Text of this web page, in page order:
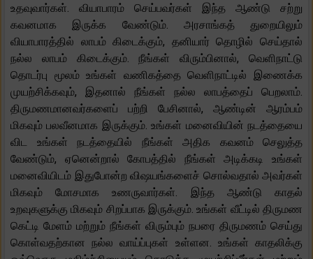
உதவுவார்கள். வியாபாரம் செய்பவர்கள் இந்த ஆண்டு சற்று
கவனமாக இருக்க வேண்டும். அரசாங்கத் துறையிலும்
வியாபாரத்தில் லாபம் கிடைக்கும், தனியார் தொழில் செய்தால்
நல்ல லாபம் கிடைக்கும். நீங்கள் விரும்பினால், வெளிநாட்டு
தொடர்பு மூலம் உங்கள் வணிகத்தை வெளிநாட்டில் இணைக்க
முயற்சிக்கவும், இதனால் நீங்கள் நல்ல லாபத்தைப் பெறலாம்.
திருமணமானவர்களைப் பற்றி பேசினால், ஆண்டின் ஆரம்பம்
மிகவும் பலவீனமாக இருக்கும். உங்கள் மனைவியின் நடத்தையை
விட உங்கள் நடத்தையில் நீங்கள் அதிக கவனம் செலுத்த
வேண்டும், ஏனென்றால் கோபத்தில் நீங்கள் அடிக்கடி உங்கள்
மனைவியிடம் இதுபோன்ற விஷயங்களைச் சொல்வதால் அவர்கள்
மிகவும் மோசமாக உணருவார்கள். இந்த ஆண்டு காதல்
உறவுகளுக்கு மிகவும் சிறப்பாக இருக்கும். உங்கள் வீட்டில் திருமண
கெட்டி மேளம் மற்றும் நீங்கள் விரும்பும் நபரை திருமணம் செய்து
கொள்வதற்கான நல்ல வாய்ப்புகள் உள்ளன. உங்கள் காதலிக்கு